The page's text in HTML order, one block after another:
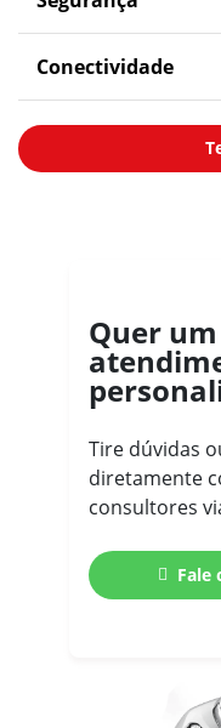
Conectividade
Quer um
Tire dúvidas
diretamente
consultores
Fale